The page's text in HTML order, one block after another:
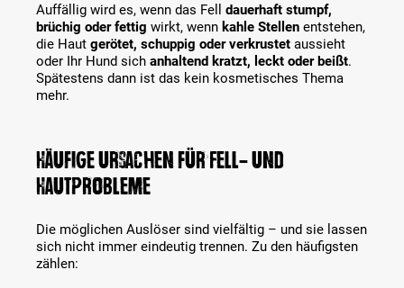
Auffällig wird es, wenn das Fell dauerhaft stumpf,
brüchig oder fettig wirkt, wenn kahle Stellen entstehen,
die Haut gerötet, schuppig oder verkrustet aussieht
oder Ihr Hund sich anhaltend kratzt, leckt oder beißt.
Spätestens dann ist das kein kosmetisches Thema
mehr.
Häufige Ursachen für Fell- und
Hautprobleme
Die möglichen Auslöser sind vielfältig – und sie lassen
sich nicht immer eindeutig trennen. Zu den häufigsten
zählen: